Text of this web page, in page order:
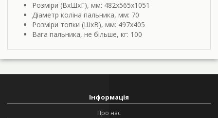
Розміри (ВхШхГ), мм: 482х565х1051
Діаметр коліна пальника, мм: 70
Розміри топки (ШхВ), мм: 497х405
Вага пальника, не більше, кг: 100
Інформація
Про нас